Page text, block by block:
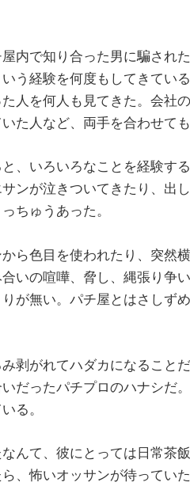
内で知り合った男に騙され
う経験を何度もしてきてい
人を何人も見てきた。会社
た人など、両手を合わせて
、いろいろなことを経験す
ンが泣きついてきたり、出
ちゅうあった。
ら色目を使われたり、突然
いの喧嘩、脅し、縄張り争
が無い。パチ屋とはさしず
剥がれてハダカになること
だったパチプロのハナシだ
る。
んて、彼にとっては日常茶
、怖いオッサンが待ってい